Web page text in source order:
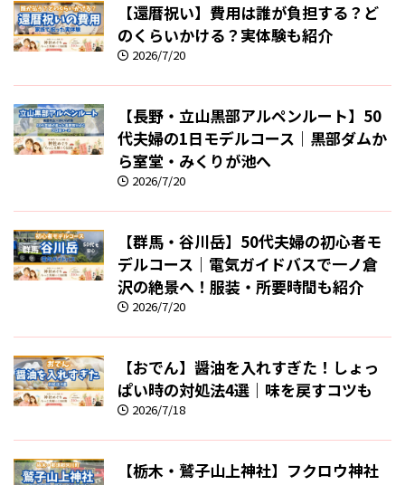
【還暦祝い】費用は誰が負担する？ど
のくらいかける？実体験も紹介
2026/7/20
【長野・立山黒部アルペンルート】50
代夫婦の1日モデルコース｜黒部ダムか
ら室堂・みくりが池へ
2026/7/20
【群馬・谷川岳】50代夫婦の初心者モ
デルコース｜電気ガイドバスで一ノ倉
沢の絶景へ！服装・所要時間も紹介
2026/7/20
【おでん】醤油を入れすぎた！しょっ
ぱい時の対処法4選｜味を戻すコツも
2026/7/18
【栃木・鷲子山上神社】フクロウ神社